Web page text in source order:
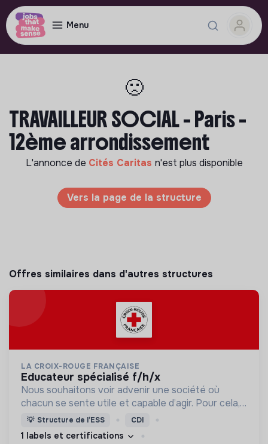
Menu
🙁
TRAVAILLEUR SOCIAL - Paris -
12ème arrondissement
L'annonce de Cités Caritas n'est plus disponible
Vers la page de la structure
Offres similaires dans d'autres structures
LA CROIX-ROUGE FRANÇAISE
educateur spécialisé f/h/x
Nous souhaitons voir advenir une société où
chacun se sente utile et capable d’agir. Pour cela,
nous proposons des moyens et des lieux
d’engagement innovants et adaptés à tous.
💡 Structure de l’ESS CDI
1 labels et certifications